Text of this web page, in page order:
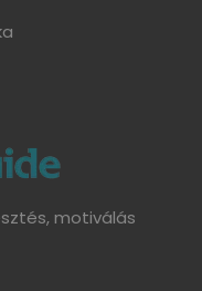
motiválás